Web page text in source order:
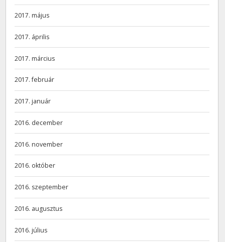
2017. május
2017. április
2017. március
2017. február
2017. január
2016. december
2016. november
2016. október
2016. szeptember
2016. augusztus
2016. július